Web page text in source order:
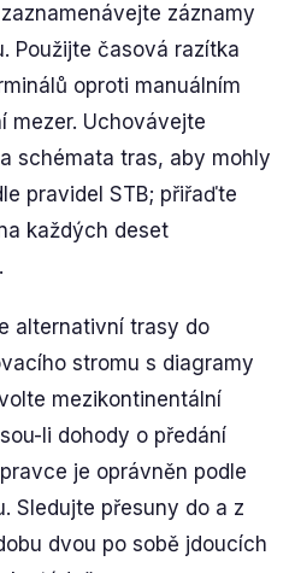
záznamy
Použijte časová razítka
oproti manuálním
mezer. Uchovávejte
schémata tras, aby mohly
pravidel STB; přiřaďte
každých deset
alternativní trasy do
stromu s diagramy
mezikontinentální
li dohody o předání
je oprávněn podle
Sledujte přesuny do a z
dvou po sobě jdoucích